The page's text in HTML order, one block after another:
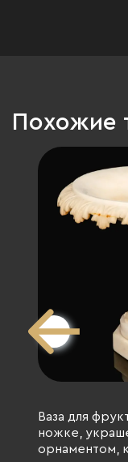
Похожие
Ваза для
ножке,
орнаментом,